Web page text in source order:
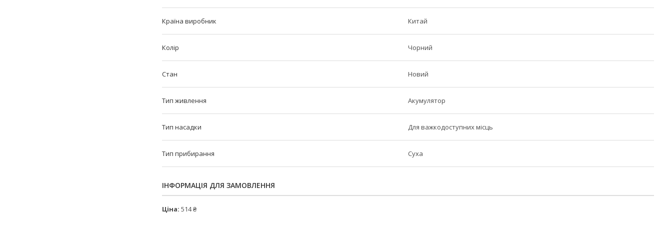
Країна виробник Китай
Колір Чорний
Стан Новий
Тип живлення Акумулятор
Тип насадки Для важкодоступних місць
Тип прибирання Суха
ІНФОРМАЦІЯ ДЛЯ ЗАМОВЛЕННЯ
Ціна: 514 ₴